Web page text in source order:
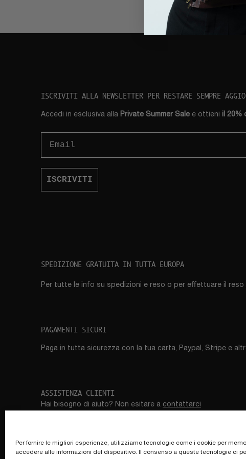
Per fornire le migliori esperienze, utilizziamo tecnologie come i cookie per
accedere alle informazioni del dispositivo. Il consenso a queste tecnologie ci
ISCRIVITI ALLA NEWSLETTER PER RESTARE SEMPRE
Accedi in esclusiva alla Private Summer Sale e ottieni il 20%
ISCRIVITI
SPEDIZIONE GRATUITA IN TUTTA EUROPA
Per tutte le info su spedizioni e reso o per eﬀettuare il reso
PAGAMENTI SICURI
Paga in tutta sicurezza con la tua carta, Paypal, Stripe e
ASSISTENZA CLIENTI
Hai bisogno di aiuto? Non esitare a contattarci